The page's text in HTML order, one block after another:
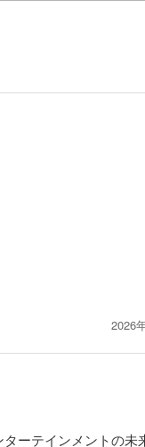
来
2026
ーテインメントの未